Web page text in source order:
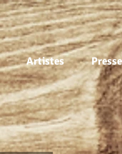
Artistes Presse